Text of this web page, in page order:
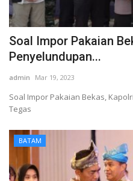
Soal Impor Pakaian
Penyelundupan...
admin Mar 19, 2023
Soal Impor Pakaian Bekas,
Tegas
BATAM